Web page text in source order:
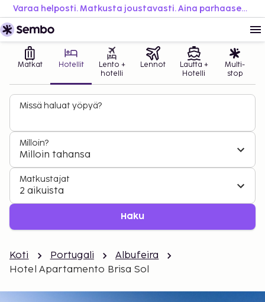
Varaa helposti. Matkusta joustavasti. Aina parhaaseen hintaan.
Matkat Hotellit
Lento +
hotelli
Lennot
Lautta +
Hotelli
Multi-
stop
Missä haluat yöpyä?
Milloin?
Milloin tahansa
Matkustajat
2 aikuista
Haku
Koti Portugali
Albufeira
Hotel Apartamento Brisa Sol